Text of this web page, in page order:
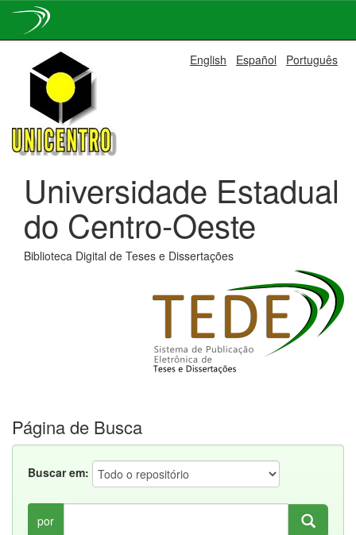
navigation
English Español Português
Universidade Estadual
do Centro-Oeste
Biblioteca Digital de Teses e Dissertações
Página de Busca
Buscar em:
por